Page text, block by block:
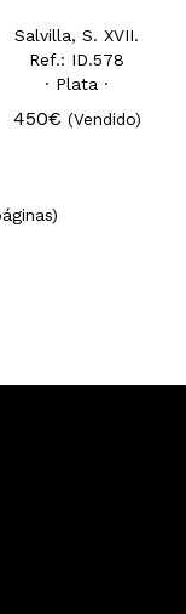
Salvilla, S. XVII.
Ref.: ID.578
· Plata ·
450€ (Vendido)